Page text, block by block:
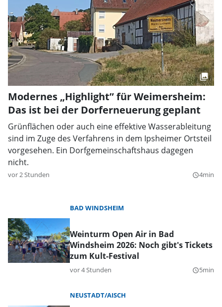
Modernes „Highlight” für Weimersheim:
Das ist bei der Dorferneuerung geplant
Grünflächen oder auch eine effektive Wasserableitung
sind im Zuge des Verfahrens in dem Ipsheimer Ortsteil
vorgesehen. Ein Dorfgemeinschaftshaus dagegen
nicht.
vor 2 Stunden query_builder4min
BAD WINDSHEIM
Weinturm Open Air in Bad
Windsheim 2026: Noch gibt's Tickets
zum Kult-Festival
vor 4 Stunden query_builder5min
NEUSTADT/AISCH